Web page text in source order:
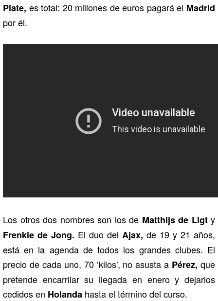
Plate, es total: 20 millones de euros pagará el Madrid
por él.
Los otros dos nombres son los de Matthijs de Ligty
Frenkie de Jong. El duo del Ajax, de 19 y 21 años,
está en la agenda de todos los grandes clubes. El
precio de cada uno, 70 ‘kilos’, no asusta a Pérez, que
pretende encarrilar su llegada en enero y dejarlos
cedidos en Holanda hasta el término del curso.